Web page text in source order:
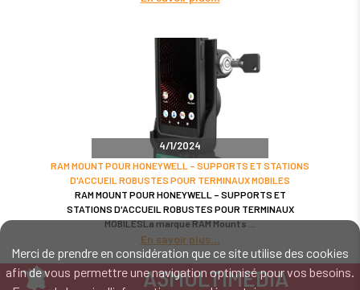
Merci de prendre en considération que ce site utilise des cookies
afin de vous permettre une navigation optimisé pour vos besoins.
4/1/2024
RAM MOUNT POUR HONEYWELL – SUPPORTS ET STATIONS
D'ACCUEIL ROBUSTES POUR TERMINAUX MOBILES
RAM MOUNT POUR HONEYWELL – SUPPORTS ET
STATIONS D'ACCUEIL ROBUSTES POUR TERMINAUX
MOBILESLa marque RAM Mounts
En savoir plus
A3MULTIMEDIA